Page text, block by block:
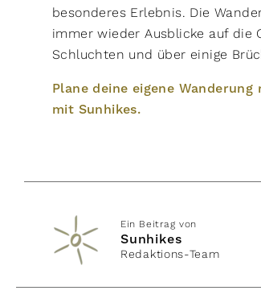
besonderes Erlebnis. Die
immer wieder Ausblicke auf die
Schluchten und über einige
Plane deine eigene
mit Sunhikes.
Ein Beitrag von
Sunhikes
Redaktions-Team